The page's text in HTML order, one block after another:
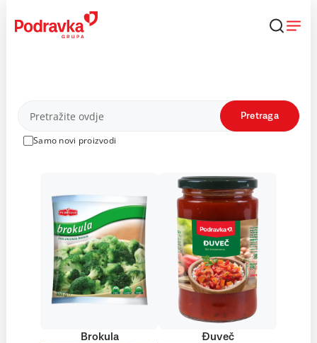
content
Proizvodi
Samo novi proizvodi
Pretraga
Brokula Đuveč